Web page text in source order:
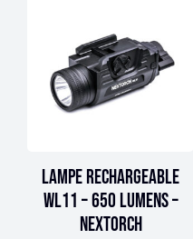
Lampe rechargeable
WL11 – 650 lumens –
Nextorch